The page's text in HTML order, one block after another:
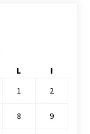
L
I
1
2
8 9